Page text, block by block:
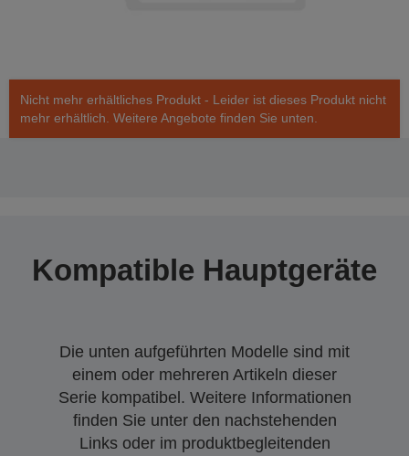
Nicht mehr erhältliches Produkt - Leider ist dieses Produkt nicht
mehr erhältlich. Weitere Angebote finden Sie unten.
Kompatible Hauptgeräte
Die unten aufgeführten Modelle sind mit
einem oder mehreren Artikeln dieser
Serie kompatibel. Weitere Informationen
finden Sie unter den nachstehenden
Links oder im produktbegleitenden